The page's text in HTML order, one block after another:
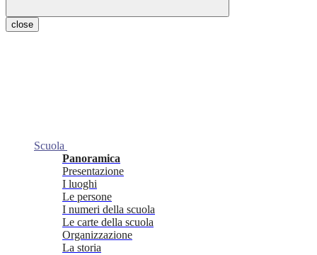
close
Scuola
Panoramica
Presentazione
I luoghi
Le persone
I numeri della scuola
Le carte della scuola
Organizzazione
La storia